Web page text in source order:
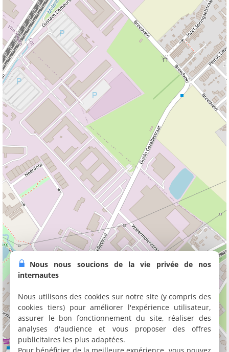
Nous nous soucions de la vie privée de nos
internautes
Nous utilisons des cookies sur notre site (y compris des
cookies tiers) pour améliorer l'expérience utilisateur,
assurer le bon fonctionnement du site, réaliser des
analyses d'audience et vous proposer des offres
publicitaires les plus adaptées.